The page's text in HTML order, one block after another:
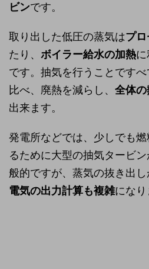
ビンです。
取り出した低圧の蒸気はプ
たり、 ボイラー給水の加熱
です。抽気を行うことです
比べ、廃熱を減らし、 全体
出来ます。
発電所などでは、少しでも
るために大型の抽気タービ
般的ですが、蒸気の抜き出し
電気の出力計算も複雑になり